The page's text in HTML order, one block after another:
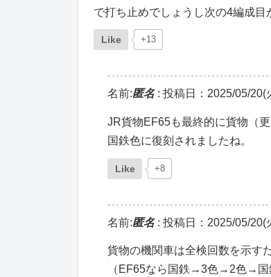
で打ち止めでしょうし次の4編成目
Like +13
名前:匿名: 投稿日：2025/05/20(
JR貨物EF65も最終的に貨物（
国鉄色に復刻されましたね。
Like +8
名前:匿名: 投稿日：2025/05/20(
貨物の機関車は全検回数を示す
（EF65なら国鉄→3色→2色→国